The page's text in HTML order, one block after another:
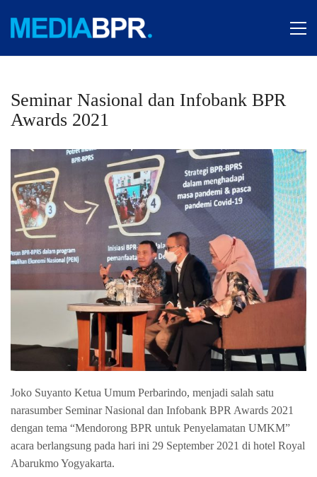
Seminar Nasional dan Infobank BPR
Awards 2021
Joko Suyanto Ketua Umum Perbarindo, menjadi salah satu
narasumber Seminar Nasional dan Infobank BPR Awards 2021
dengan tema “Mendorong BPR untuk Penyelamatan UMKM”
acara berlangsung pada hari ini 29 September 2021 di hotel Royal
Abarukmo Yogyakarta.